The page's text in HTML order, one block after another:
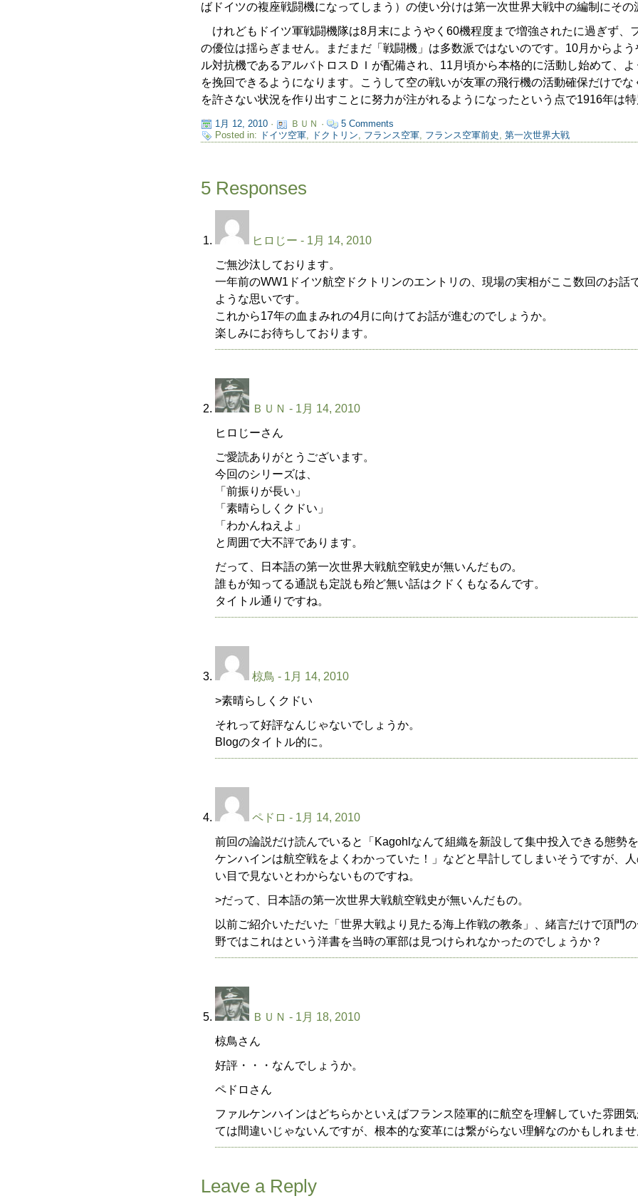
ばドイツの複座戦闘機になってしまう）の使い分けは第一次世界大戦中の編制にその
けれどもドイツ軍戦闘機隊は8月末にようやく60機程度まで増強されたに過ぎず、
の優位は揺らぎません。まだまだ「戦闘機」は多数派ではないのです。10月からよ
ル対抗機であるアルバトロスＤＩが配備され、11月頃から本格的に活動し始めて、
を挽回できるようになります。こうして空の戦いが友軍の飛行機の活動確保だけで
を許さない状況を作り出すことに努力が注がれるようになったという点で1916年は特
1月 12, 2010 · ＢＵＮ ·
5 Comments
Posted in: ドイツ空軍, ドクトリン, フランス空軍, フランス空軍前史 ,第一次世界大戦
5 Responses
ヒロじー - 1月 14, 2010
ご無沙汰しております。
一年前のWW1ドイツ航空ドクトリンのエントリの、現場の実相がここ数回のお話
ような思いです。
これから17年の血まみれの4月に向けてお話が進むのでしょうか。
楽しみにお待ちしております。
ＢＵＮ - 1月 14, 2010
ヒロじーさん
ご愛読ありがとうございます。
今回のシリーズは、
「前振りが長い」
「素晴らしくクドい」
「わかんねえよ」
と周囲で大不評であります。
だって、日本語の第一次世界大戦航空戦史が無いんだもの。
誰もが知ってる通説も定説も殆ど無い話はクドくもなるんです。
タイトル通りですね。
椋鳥 - 1月 14, 2010
>素晴らしくクドい
それって好評なんじゃないでしょうか。
Blogのタイトル的に。
ペドロ - 1月 14, 2010
前回の論説だけ読んでいると「Kagohlなんて組織を新設して集中投入できる態勢
ケンハインは航空戦をよくわかっていた！」などと早計してしまいそうですが、
い目で見ないとわからないものですね。
>だって、日本語の第一次世界大戦航空戦史が無いんだもの。
以前ご紹介いただいた「世界大戦より見たる海上作戦の教条」、緒言だけで頂門
野ではこれはという洋書を当時の軍部は見つけられなかったのでしょうか？
ＢＵＮ - 1月 18, 2010
椋鳥さん
好評・・・なんでしょうか。
ペドロさん
ファルケンハインはどちらかといえばフランス陸軍的に航空を理解していた雰囲
ては間違いじゃないんですが、根本的な変革には繋がらない理解なのかもしれませ
Leave a Reply